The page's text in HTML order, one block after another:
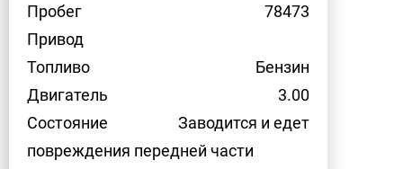
Пробег
78473
Привод
Топливо
Бензин
Двигатель
3.00
Состояние
Заводится и едет
повреждения передней части